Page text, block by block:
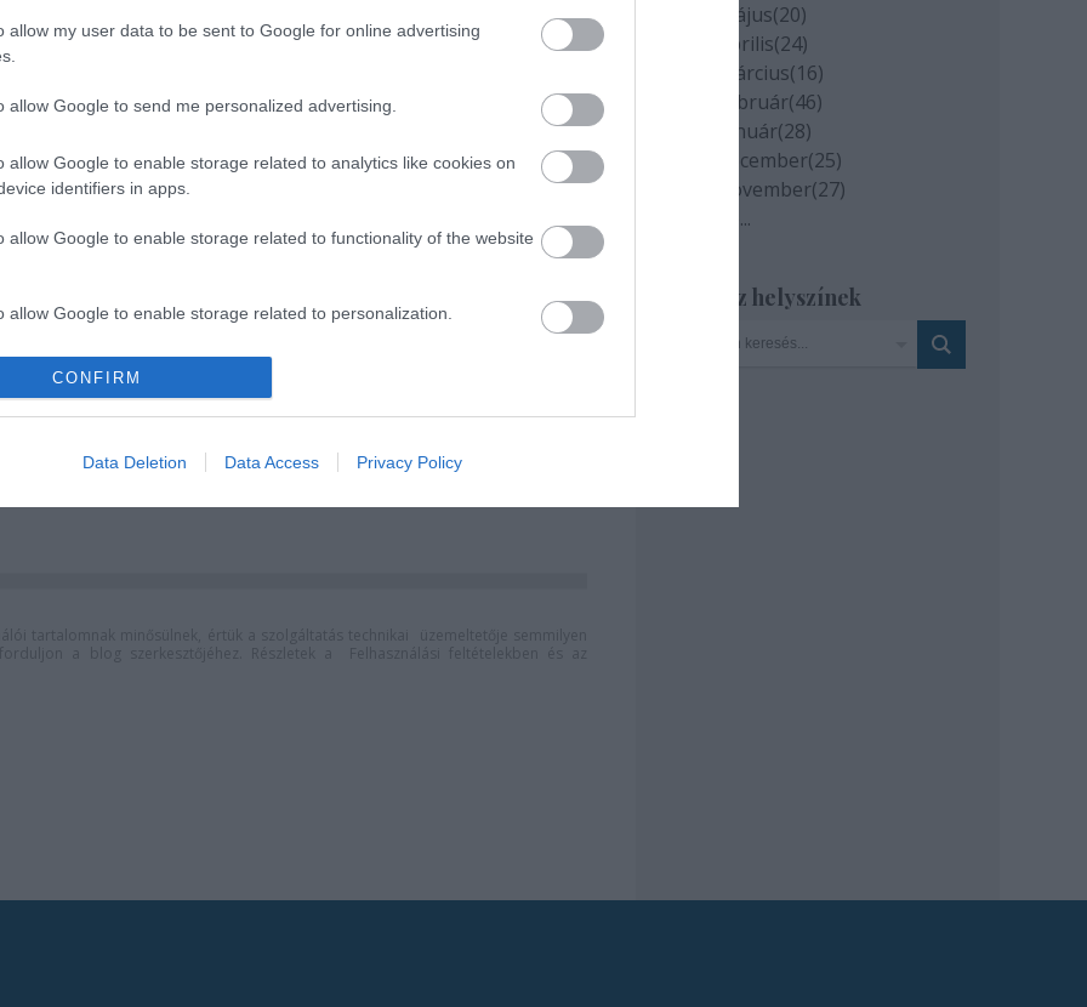
allow my user data to be sent to Google for online advertising
allow Google to send me personalized advertising.
allow Google to enable storage related to analytics like cookies on
identifiers in apps.
allow Google to enable storage related to functionality of the website
allow Google to enable storage related to personalization.
allow Google to enable storage related to security, including
functionality and fraud prevention, and other user protection.
CONFIRM
Data Deletion Data Access Privacy Policy
téren
Kaszás Attila-díj - elindult a
2020 május(20)
2020 április(24)
2020 március(16)
2020 február(46)
2020 január(28)
2019 december(25)
2019 november(27)
...
Szinház helyszínek